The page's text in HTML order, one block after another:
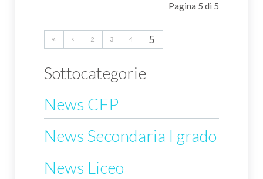
Pagina 5 di 5
2 3 4 5
Sottocategorie
News CFP
News Secondaria I grado
News Liceo